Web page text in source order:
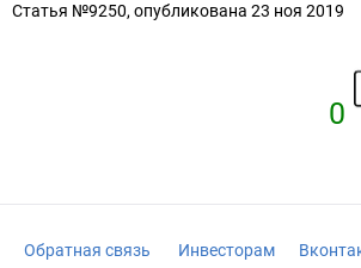
Статья №9250, опубликована 23 ноя 2019
0
Обратная связь Инвесторам